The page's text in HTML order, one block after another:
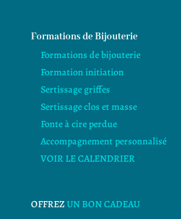
Formations de Bijouterie
Formations de bijouterie
Formation initiation
Sertissage griffes
Sertissage clos et masse
Fonte à cire perdue
Accompagnement personnalisé
VOIR LE CALENDRIER
OFFREZUN BON CADEAU